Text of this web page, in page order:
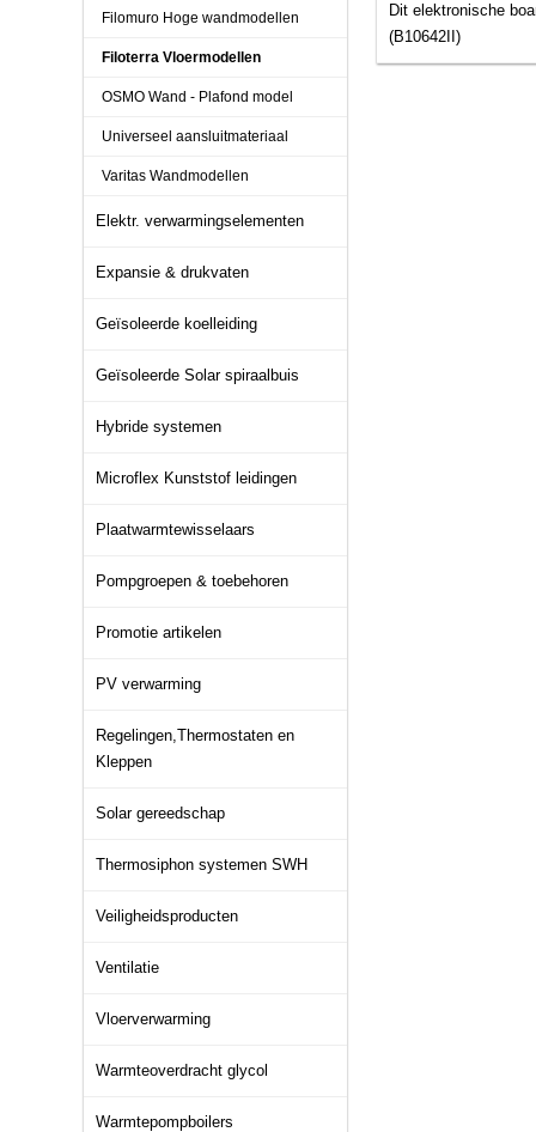
Filomuro Hoge wandmodellen
Filoterra Vloermodellen
OSMO Wand - Plafond model
Universeel aansluitmateriaal
Varitas Wandmodellen
Elektr. verwarmingselementen
Expansie & drukvaten
Geïsoleerde koelleiding
Geïsoleerde Solar spiraalbuis
Hybride systemen
Microflex Kunststof leidingen
Plaatwarmtewisselaars
Pompgroepen & toebehoren
Promotie artikelen
PV verwarming
Regelingen,Thermostaten en
Kleppen
Solar gereedschap
Thermosiphon systemen SWH
Veiligheidsproducten
Ventilatie
Vloerverwarming
Warmteoverdracht glycol
Warmtepompboilers
Dit elektronische
(B10642II)